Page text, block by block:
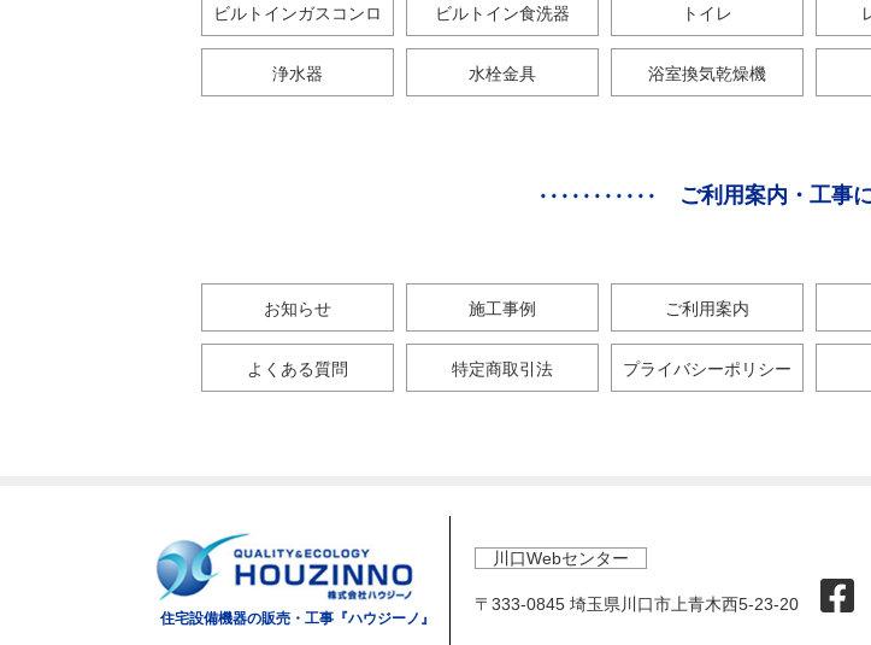
ビルトインガスコンロ ビルトイン食洗器 トイレ
浄水器 水栓金具 浴室換気乾燥機
ご利用案内・工事
お知らせ 施工事例 ご利用案内
よくある質問 特定商取引法 プライバシーポリシー
住宅設備機器の販売・工事『ハウジーノ』
川口Webセンター
〒333-0845 埼玉県川口市上青木西5-23-20